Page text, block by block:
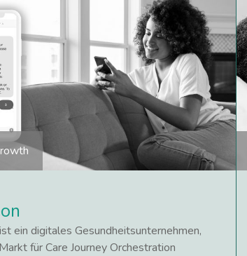
ein digitales Gesundheitsunternehmen,
für Care Journey Orchestration